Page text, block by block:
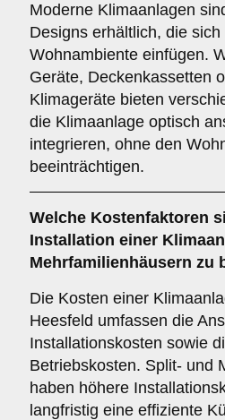
Moderne Klimaanlagen
Designs erhältlich, die
Wohnambiente einfügen.
Geräte, Deckenkassetten
Klimageräte bieten
die Klimaanlage optisch
integrieren, ohne den
beeinträchtigen.
Welche Kostenfaktoren
Installation einer
Mehrfamilienhäusern zu
Die Kosten einer
Heesfeld umfassen die
Installationskosten sowie
Betriebskosten. Split- und
haben höhere
langfristig eine effiziente